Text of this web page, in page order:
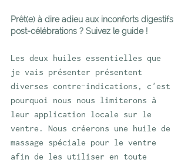
Prêt(e) à dire adieu aux inconforts digestifs
post-célébrations ? Suivez le guide !
Les deux huiles essentielles que
je vais présenter présentent
diverses contre-indications, c'est
pourquoi nous nous limiterons à
leur application locale sur le
ventre. Nous créerons une huile de
massage spéciale pour le ventre
afin de les utiliser en toute